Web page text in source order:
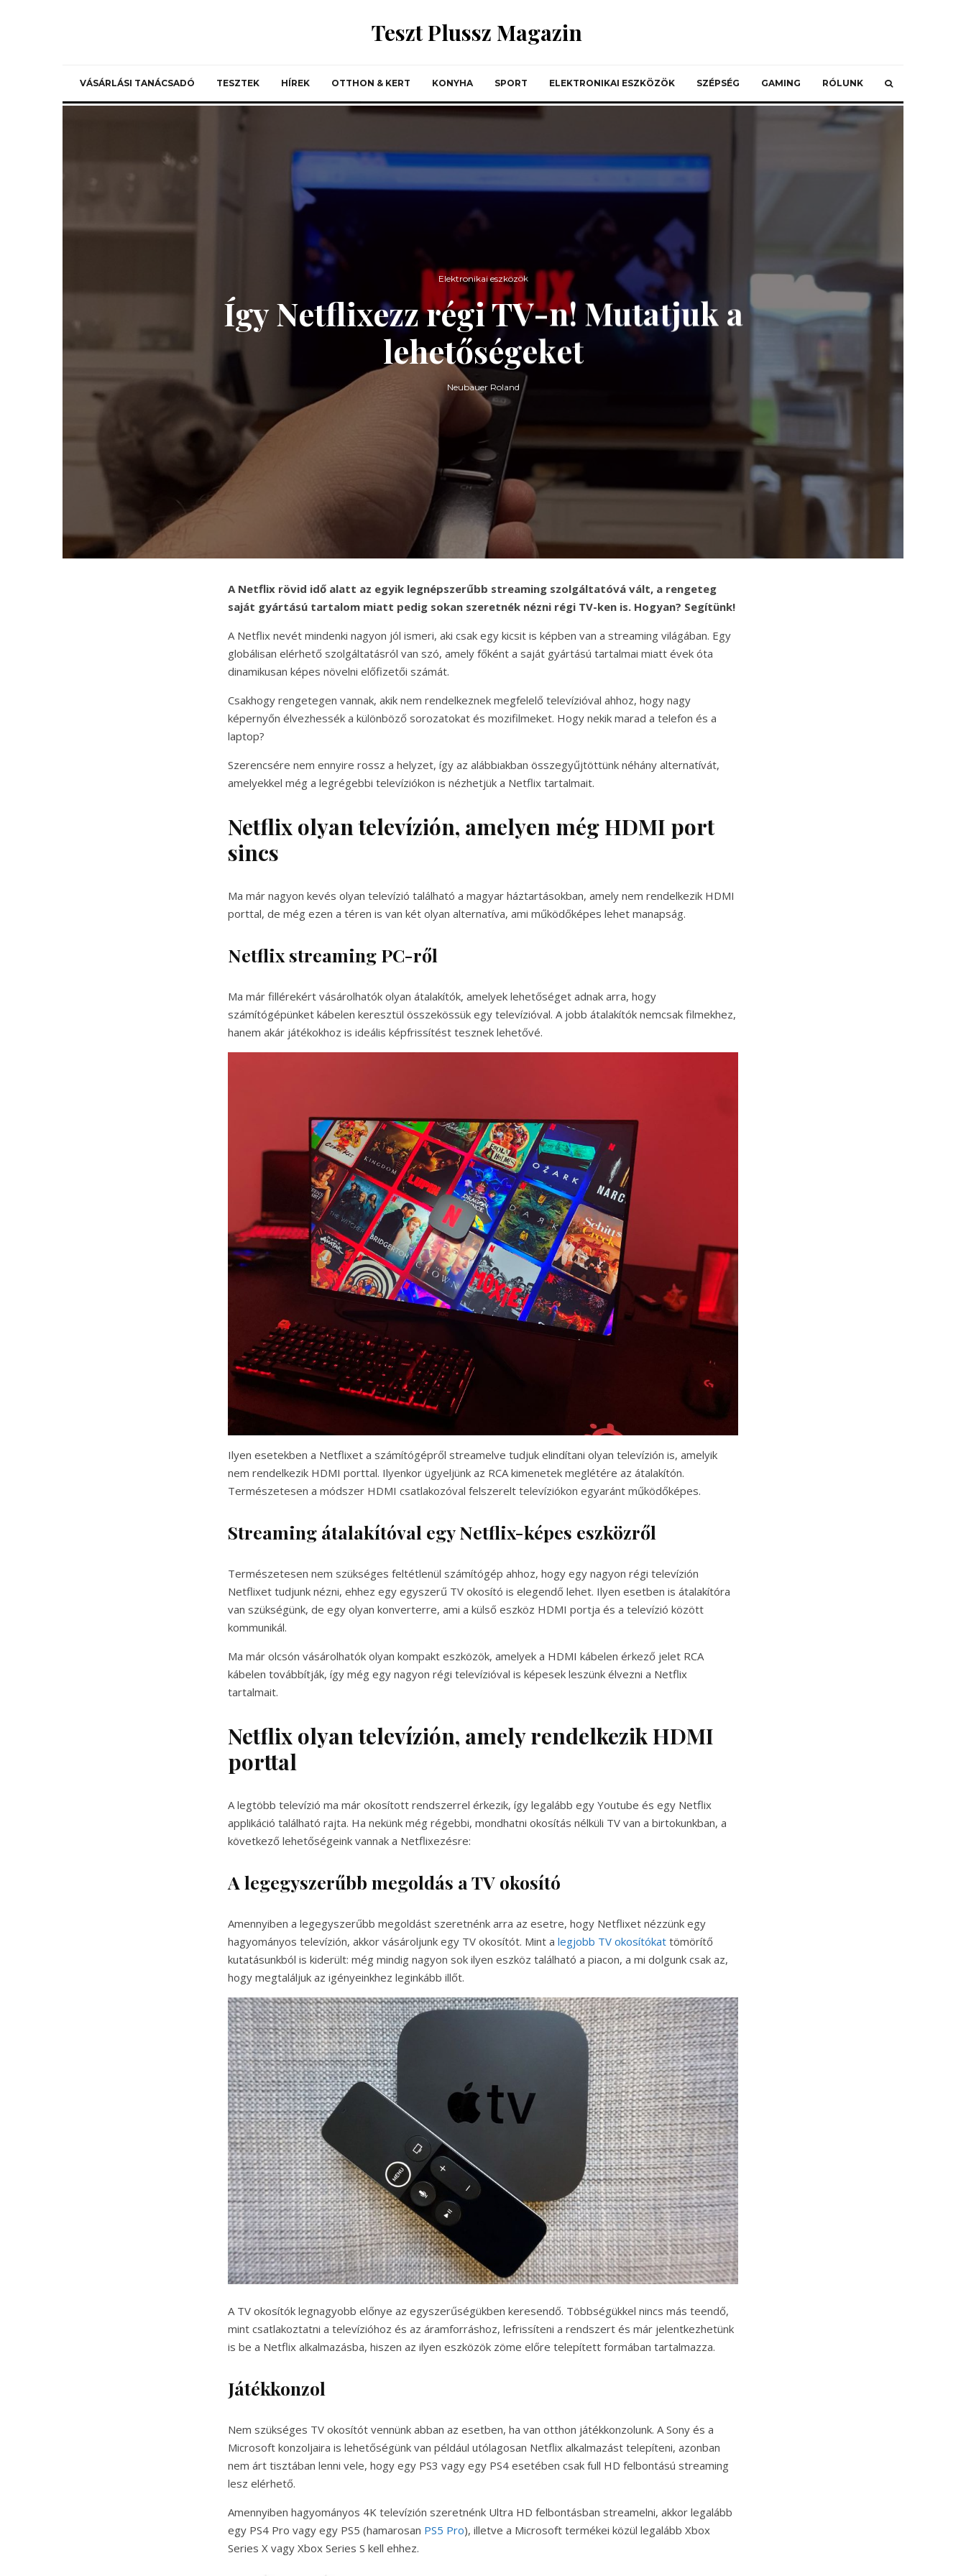
Teszt Plussz Magazin
VÁSÁRLÁSI TANÁCSADÓ TESZTEK HÍREK OTTHON & KERT KONYHA SPORT ELEKTRONIKAI ESZKÖZÖK SZÉPSÉG GAMING RÓLUNK
Elektronikai eszközök
Így Netflixezz régi TV-n! Mutatjuk a
lehetőségeket
Neubauer Roland
A Netflix rövid idő alatt az egyik legnépszerűbb streaming szolgáltatóvá vált, a rengeteg
saját gyártású tartalom miatt pedig sokan szeretnék nézni régi TV-ken is. Hogyan? Segítünk!
A Netflix nevét mindenki nagyon jól ismeri, aki csak egy kicsit is képben van a streaming világában. Egy
globálisan elérhető szolgáltatásról van szó, amely főként a saját gyártású tartalmai miatt évek óta
dinamikusan képes növelni előfizetői számát.
Csakhogy rengetegen vannak, akik nem rendelkeznek megfelelő televízióval ahhoz, hogy nagy
képernyőn élvezhessék a különböző sorozatokat és mozifilmeket. Hogy nekik marad a telefon és a
laptop?
Szerencsére nem ennyire rossz a helyzet, így az alábbiakban összegyűjtöttünk néhány alternatívát,
amelyekkel még a legrégebbi televíziókon is nézhetjük a Netflix tartalmait.
Netflix olyan televízión, amelyen még HDMI port
sincs
Ma már nagyon kevés olyan televízió található a magyar háztartásokban, amely nem rendelkezik HDMI
porttal, de még ezen a téren is van két olyan alternatíva, ami működőképes lehet manapság.
Netflix streaming PC-ről
Ma már fillérekért vásárolhatók olyan átalakítók, amelyek lehetőséget adnak arra, hogy
számítógépünket kábelen keresztül összekössük egy televízióval. A jobb átalakítók nemcsak filmekhez,
hanem akár játékokhoz is ideális képfrissítést tesznek lehetővé.
Ilyen esetekben a Netflixet a számítógépről streamelve tudjuk elindítani olyan televízión is, amelyik
nem rendelkezik HDMI porttal. Ilyenkor ügyeljünk az RCA kimenetek meglétére az átalakítón.
Természetesen a módszer HDMI csatlakozóval felszerelt televíziókon egyaránt működőképes.
Streaming átalakítóval egy Netflix-képes eszközről
Természetesen nem szükséges feltétlenül számítógép ahhoz, hogy egy nagyon régi televízión
Netflixet tudjunk nézni, ehhez egy egyszerű TV okosító is elegendő lehet. Ilyen esetben is átalakítóra
van szükségünk, de egy olyan konverterre, ami a külső eszköz HDMI portja és a televízió között
kommunikál.
Ma már olcsón vásárolhatók olyan kompakt eszközök, amelyek a HDMI kábelen érkező jelet RCA
kábelen továbbítják, így még egy nagyon régi televízióval is képesek leszünk élvezni a Netflix
tartalmait.
Netflix olyan televízión, amely rendelkezik HDMI
porttal
A legtöbb televízió ma már okosított rendszerrel érkezik, így legalább egy Youtube és egy Netflix
applikáció található rajta. Ha nekünk még régebbi, mondhatni okosítás nélküli TV van a birtokunkban, a
következő lehetőségeink vannak a Netflixezésre:
A legegyszerűbb megoldás a TV okosító
Amennyiben a legegyszerűbb megoldást szeretnénk arra az esetre, hogy Netflixet nézzünk egy
hagyományos televízión, akkor vásároljunk egy TV okosítót. Mint a legjobb TV okosítókat tömörítő
kutatásunkból is kiderült: még mindig nagyon sok ilyen eszköz található a piacon, a mi dolgunk csak az,
hogy megtaláljuk az igényeinkhez leginkább illőt.
A TV okosítók legnagyobb előnye az egyszerűségükben keresendő. Többségükkel nincs más teendő,
mint csatlakoztatni a televízióhoz és az áramforráshoz, lefrissíteni a rendszert és már jelentkezhetünk
is be a Netflix alkalmazásba, hiszen az ilyen eszközök zöme előre telepített formában tartalmazza.
Játékkonzol
Nem szükséges TV okosítót vennünk abban az esetben, ha van otthon játékkonzolunk. A Sony és a
Microsoft konzoljaira is lehetőségünk van például utólagosan Netflix alkalmazást telepíteni, azonban
nem árt tisztában lenni vele, hogy egy PS3 vagy egy PS4 esetében csak full HD felbontású streaming
lesz elérhető.
Amennyiben hagyományos 4K televízión szeretnénk Ultra HD felbontásban streamelni, akkor legalább
egy PS4 Pro vagy egy PS5 (hamarosan PS5 Pro), illetve a Microsoft termékei közül legalább Xbox
Series X vagy Xbox Series S kell ehhez.